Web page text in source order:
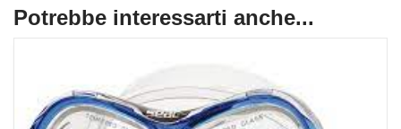
Potrebbe interessarti anche...